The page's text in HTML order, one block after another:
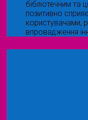
бібліотечним
позитивно
користувачами,
впровадження